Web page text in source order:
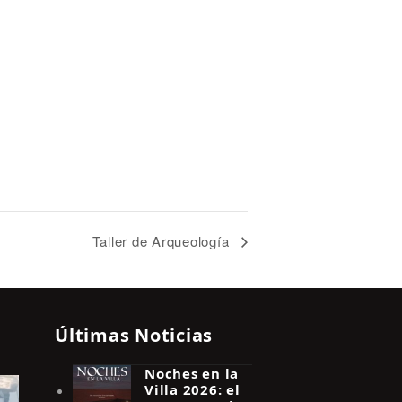
Taller de Arqueología
Últimas Noticias
Noches en la
Villa 2026: el